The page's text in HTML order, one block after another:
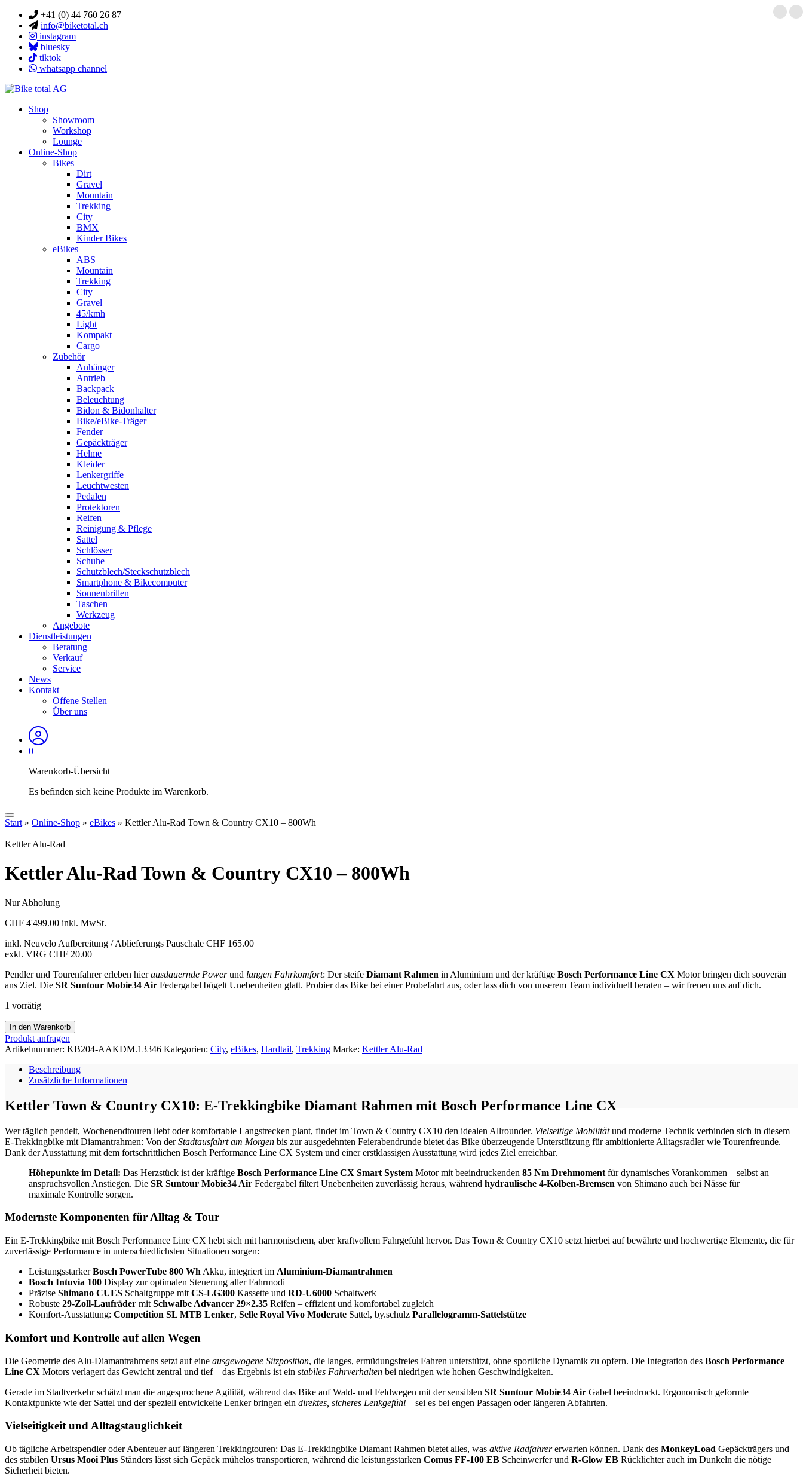
+41 (0) 44 760 26 87
info@biketotal.ch
instagram
bluesky
tiktok
whatsapp channel
Shop
Showroom
Workshop
Lounge
Online-Shop
Bikes
Dirt
Gravel
Mountain
Trekking
City
BMX
Kinder Bikes
eBikes
ABS
Mountain
Trekking
City
Gravel
45/kmh
Light
Kompakt
Cargo
Zubehör
Anhänger
Antrieb
Backpack
Beleuchtung
Bidon & Bidonhalter
Bike/eBike-Träger
Fender
Gepäckträger
Helme
Kleider
Lenkergriffe
Leuchtwesten
Pedalen
Protektoren
Reifen
Reinigung & Pflege
Sattel
Schlösser
Schuhe
Schutzblech/Steckschutzblech
Smartphone & Bikecomputer
Sonnenbrillen
Taschen
Werkzeug
Angebote
Dienstleistungen
Beratung
Verkauf
Service
News
Kontakt
Offene Stellen
Über uns
0
Warenkorb-Übersicht
Es befinden sich keine Produkte im Warenkorb.
Start » Online-Shop » eBikes » Kettler Alu-Rad Town & Country CX10 – 800Wh
Kettler Alu-Rad
Kettler Alu-Rad Town & Country CX10 – 800Wh
Nur Abholung
CHF 4'499.00 inkl. MwSt.
inkl. Neuvelo Aufbereitung / Ablieferungs Pauschale CHF 165.00
exkl. VRG CHF 20.00
Pendler und Tourenfahrer erleben hierausdauernde Powerund langen Fahrkomfort: Der steife Diamant Rahmen in Aluminium und der kräftige Bosch Performance Line CX Motor bringen dich souverän
ans Ziel. Die SR Suntour Mobie34 Air Federgabel bügelt Unebenheiten glatt. Probier das Bike bei einer Probefahrt aus, oder lass dich von unserem Team individuell beraten – wir freuen uns auf dich.
1 vorrätig
Kettler
Alu-
Rad
Country
-
800Wh
In den Warenkorb
Produkt anfragen
Artikelnummer: KB204-AAKDM.13346 Kategorien: City, eBikes, Hardtail, Trekking Marke: Kettler Alu-Rad
Beschreibung
Zusätzliche Informationen
Kettler Town & Country CX10: E-Trekkingbike Diamant Rahmen mit Bosch Performance Line CX
Wer täglich pendelt, Wochenendtouren liebt oder komfortable Langstrecken plant, findet im Town & Country CX10 den idealen Allrounder. Vielseitige Mobilitätund moderne Technik verbinden sich in diesem
E-Trekkingbike mit Diamantrahmen: Von derStadtausfahrt am Morgen bis zur ausgedehnten Feierabendrunde bietet das Bike überzeugende Unterstützung für ambitionierte Alltagsradler wie Tourenfreunde.
Dank der Ausstattung mit dem fortschrittlichen Bosch Performance Line CX System und einer erstklassigen Ausstattung wird jedes Ziel erreichbar.
Höhepunkte im Detail: Das Herzstück ist der kräftige Bosch Performance Line CX Smart System Motor mit beeindruckenden 85 Nm Drehmoment für dynamisches Vorankommen – selbst an
anspruchsvollen Anstiegen. Die SR Suntour Mobie34 Air Federgabel filtert Unebenheiten zuverlässig heraus, während hydraulische 4-Kolben-Bremsen von Shimano auch bei Nässe für
maximale Kontrolle sorgen.
Modernste Komponenten für Alltag & Tour
Ein E-Trekkingbike mit Bosch Performance Line CX hebt sich mit harmonischem, aber kraftvollem Fahrgefühl hervor. Das Town & Country CX10 setzt hierbei auf bewährte und hochwertige Elemente, die für
zuverlässige Performance in unterschiedlichsten Situationen sorgen:
LeistungsstarkerBosch PowerTube 800 Wh Akku, integriert im Aluminium-Diamantrahmen
Bosch Intuvia 100 Display zur optimalen Steuerung aller Fahrmodi
Präzise Shimano CUES Schaltgruppe mit CS-LG300 Kassette und RD-U6000 Schaltwerk
Robuste 29-Zoll-Laufräder mit Schwalbe Advancer 29×2.35 Reifen – effizient und komfortabel zugleich
Komfort-Ausstattung: Competition SL MTB Lenker, Selle Royal Vivo Moderate Sattel, by.schulz Parallelogramm-Sattelstütze
Komfort und Kontrolle auf allen Wegen
Die Geometrie des Alu-Diamantrahmens setzt auf eine ausgewogene Sitzposition, die langes, ermüdungsfreies Fahren unterstützt, ohne sportliche Dynamik zu opfern. Die Integration des Bosch Performance
Line CX Motors verlagert das Gewicht zentral und tief – das Ergebnis ist ein stabiles Fahrverhalten bei niedrigen wie hohen Geschwindigkeiten.
Gerade im Stadtverkehr schätzt man die angesprochene Agilität, während das Bike auf Wald- und Feldwegen mit der sensiblen SR Suntour Mobie34 Air Gabel beeindruckt. Ergonomisch geformte
Kontaktpunkte wie der Sattel und der speziell entwickelte Lenker bringen ein direktes, sicheres Lenkgefühl – sei es bei engen Passagen oder längeren Abfahrten.
Vielseitigkeit und Alltagstauglichkeit
Ob tägliche Arbeitspendler oder Abenteuer auf längeren Trekkingtouren: Das E-Trekkingbike Diamant Rahmen bietet alles, was aktive Radfahrererwarten können. Dank des MonkeyLoad Gepäckträgers und
des stabilen Ursus Mooi Plus Ständers lässt sich Gepäck mühelos transportieren, während die leistungsstarken Comus FF-100 EB Scheinwerfer und R-Glow EB Rücklichter auch im Dunkeln die nötige
Sicherheit bieten.